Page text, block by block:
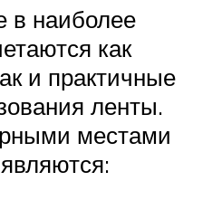
в наиболее
как
и практичные
ленты.
местами